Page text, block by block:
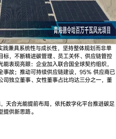
兼具系统性与成长性，坚持整体规划而非单
标，不断精进碳管理、员工关怀、供应链管控
表现亮眼：企业加入联合国全球契约组织，
事故；推动可持续供应链建设，95% 供应商已
独立董事、女性董事占比均达三分之一，董
天合光能提前布局，依托数字化平台推进碳足
供新思路。